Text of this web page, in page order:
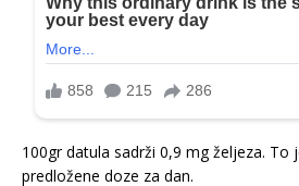
100gr datula sadrži 0,9 mg željeza. To
predložene doze za dan.